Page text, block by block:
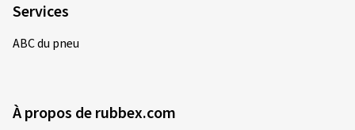
Services
ABC du pneu
À propos de rubbex.com